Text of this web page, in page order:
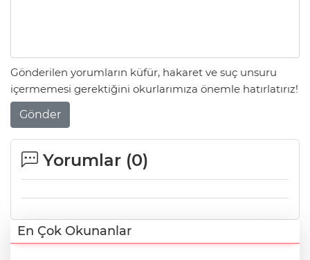
Gönderilen yorumların küfür, hakaret ve suç unsuru
içermemesi gerektiğini okurlarımıza önemle hatırlatırız!
Gönder
Yorumlar (0)
En Çok Okunanlar